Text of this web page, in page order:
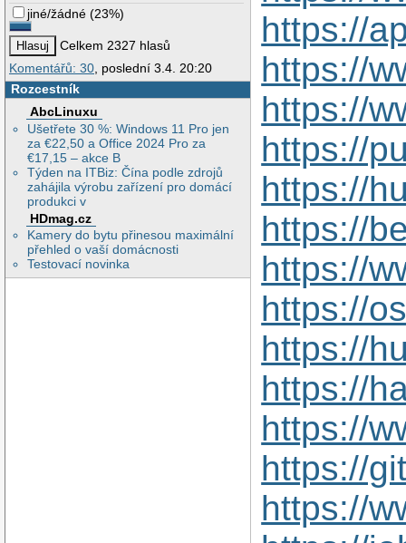
jiné/žádné (23%)
Celkem 2327 hlasů
Komentářů: 30, poslední 3.4. 20:20
Rozcestník
AbcLinuxu
Ušetřete 30 %: Windows 11 Pro jen
za €22,50 a Office 2024 Pro za
€17,15 – akce B
Týden na ITBiz: Čína podle zdrojů
zahájila výrobu zařízení pro domácí
produkci v
HDmag.cz
Kamery do bytu přinesou maximální
přehled o vaší domácnosti
Testovací novinka
https://
https://
https://
https://
https://
https://
https://
https://
https://
https://
https://
https://
https://